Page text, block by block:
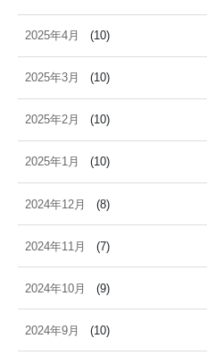
2025年4月 (10)
2025年3月 (10)
2025年2月 (10)
2025年1月 (10)
2024年12月 (8)
2024年11月 (7)
2024年10月 (9)
2024年9月 (10)